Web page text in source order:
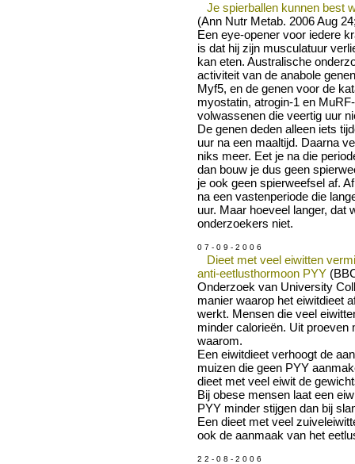
Je spierballen kunnen best
(Ann Nutr Metab. 2006 Aug
Een eye-opener voor iedere
is dat hij zijn musculatuur
kan eten. Australische
activiteit van de anabole
Myf5, en de genen voor de
myostatin, atrogin-1 en
volwassenen die veertig uur
De genen deden alleen iets
uur na een maaltijd. Daarna
niks meer. Eet je na die
dan bouw je dus geen
je ook geen spierweefsel af.
na een vastenperiode die
uur. Maar hoeveel langer, dat
onderzoekers niet.
0 7 - 0 9 - 2 0 0 6
Dieet met veel eiwitten
anti-eetlusthormoon PYY
Onderzoek van University
manier waarop het eiwitdieet
werkt. Mensen die veel
minder calorieën. Uit proeven
waarom.
Een eiwitdieet verhoogt de
muizen die geen PYY
dieet met veel eiwit de
Bij obese mensen laat een
PYY minder stijgen dan bij
Een dieet met veel
ook de aanmaak van het
2 2 - 0 8 - 2 0 0 6